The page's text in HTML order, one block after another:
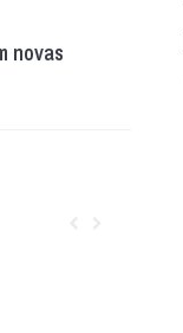
novas